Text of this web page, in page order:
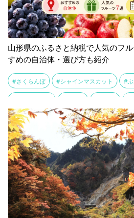
山形県のふるさと納税で人気のフ
すめの自治体・選び方も紹介
#さくらんぼ #シャインマスカット #ぶ
#寒河江市 #尾花沢すいか #山形 #
#村山市 #東根市 #果物 #桃 #